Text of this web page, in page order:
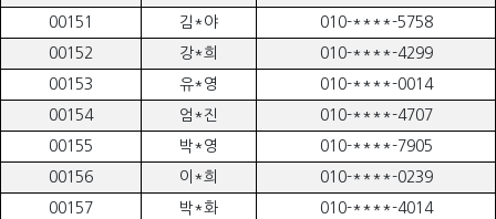
00151
김*야
010-****-5758
00152
강*희
010-****-4299
00153
유*영
010-****-0014
00154
엄*진
010-****-4707
00155
박*영
010-****-7905
00156
이*희
010-****-0239
00157
박*화
010-****-4014